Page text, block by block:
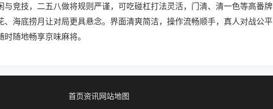
与竞技，二五八做将规则严谨，可吃碰杠打法灵活，门清、清一色等高番牌
、海底捞月让对局更具悬念。界面清爽简洁，操作流畅顺手，真人对战公平
随地畅享京味麻将。
首页资讯网站地图